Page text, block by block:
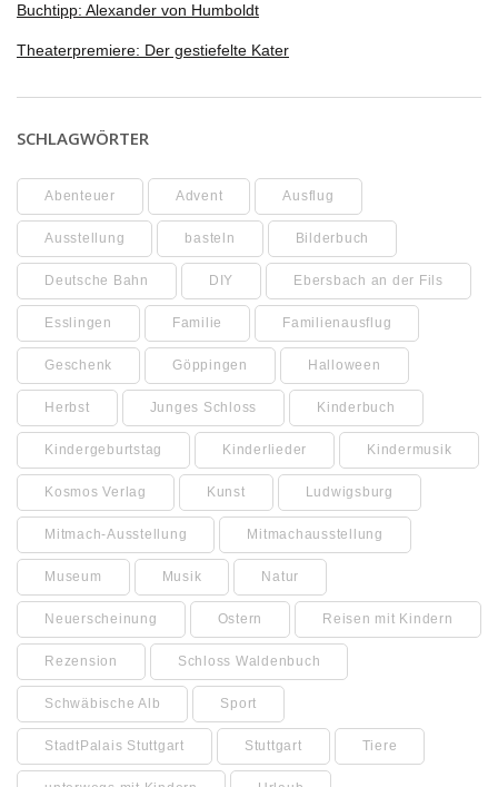
Buchtipp: Alexander von Humboldt
Theaterpremiere: Der gestiefelte Kater
SCHLAGWÖRTER
Abenteuer Advent Ausflug
Ausstellung basteln Bilderbuch
Deutsche Bahn DIY Ebersbach an der Fils
Esslingen Familie Familienausflug
Geschenk Göppingen Halloween
Herbst Junges Schloss Kinderbuch
Kindergeburtstag Kinderlieder Kindermusik
Kosmos Verlag Kunst Ludwigsburg
Mitmach-Ausstellung Mitmachausstellung
Museum Musik Natur
Neuerscheinung Ostern Reisen mit Kindern
Rezension Schloss Waldenbuch
Schwäbische Alb Sport
StadtPalais Stuttgart Stuttgart Tiere